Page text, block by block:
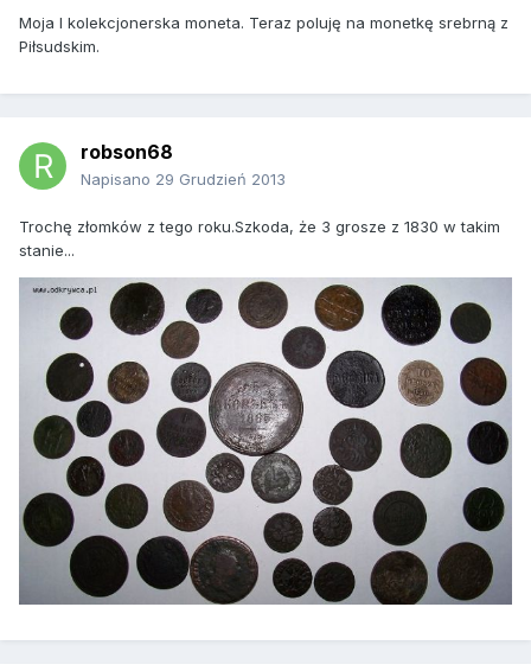
Moja I kolekcjonerska moneta. Teraz poluję na monetkę srebrną z
Piłsudskim.
robson68
Napisano 29 Grudzień 2013
Trochę złomków z tego roku.Szkoda, że 3 grosze z 1830 w takim
stanie...